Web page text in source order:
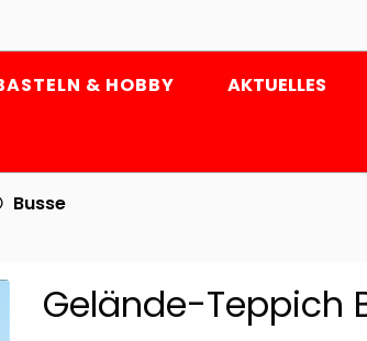
& HOBBY AKTUELLES
Busse
Gelände-Teppich